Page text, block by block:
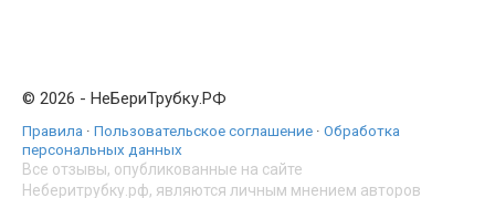
© 2026 - НеБериТрубку.РФ
Правила · Пользовательское соглашение · Обработка
персональных данных
Все отзывы, опубликованные на сайте
Неберитрубку.рф, являются личным мнением авторов